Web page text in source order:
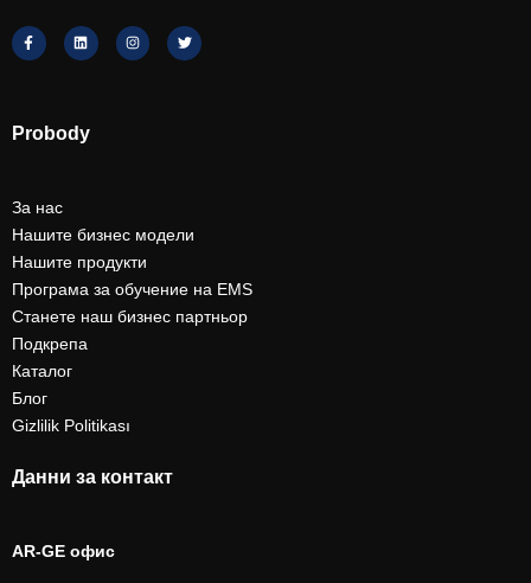
Probody
За нас
Нашите бизнес модели
Нашите продукти
Програма за обучение на EMS
Станете наш бизнес партньор
Подкрепа
Каталог
Блог
Gizlilik Politikası
Данни за контакт
AR-GE офис